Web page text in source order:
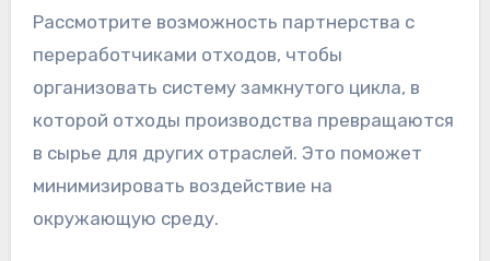
Рассмотрите возможность партнерства с
переработчиками отходов, чтобы
организовать систему замкнутого цикла, в
которой отходы производства превращаются
в сырье для других отраслей. Это поможет
минимизировать воздействие на
окружающую среду.